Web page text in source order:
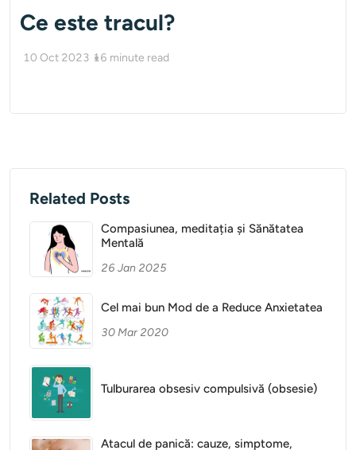
Ce este tracul?
10 Oct 2023 16 minute read
Related Posts
Compasiunea, meditația și Sănătatea
Mentală
26 Jan 2025
Cel mai bun Mod de a Reduce Anxietatea
30 Mar 2020
Tulburarea obsesiv compulsivă (obsesie)
Atacul de panică: cauze, simptome,